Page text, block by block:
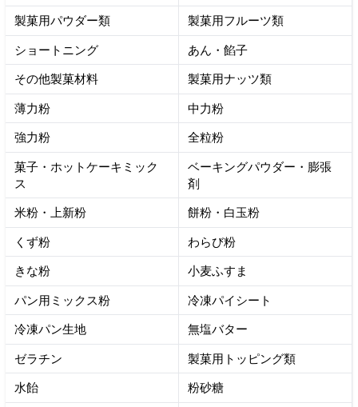
製菓用パウダー類
製菓用フルーツ類
ショートニング
あん・餡子
その他製菓材料
製菓用ナッツ類
薄力粉
中力粉
強力粉
全粒粉
菓子・ホットケーキミック
ス
ベーキングパウダー・膨張
剤
米粉・上新粉
餅粉・白玉粉
くず粉
わらび粉
きな粉
小麦ふすま
パン用ミックス粉
冷凍パイシート
冷凍パン生地
無塩バター
ゼラチン
製菓用トッピング類
水飴
粉砂糖